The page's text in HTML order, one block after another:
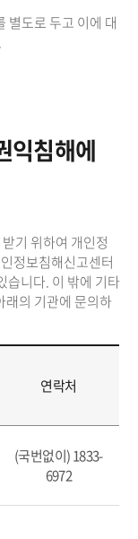
별도로 두고 이에 대
익침해에
기 위하여 개인정
정보침해신고센터
습니다. 이 밖에 기타
래의 기관에 문의하
연락처
(국번없이) 1833-
6972